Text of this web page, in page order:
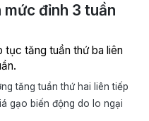
đỉnh 3 tuần
tục tăng tuần thứ ba liên
tăng tuần thứ hai liên tiếp
gạo biến động do lo ngại